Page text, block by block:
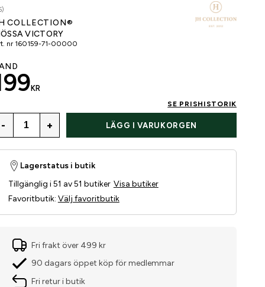
COLLECTION®
VICTORY
nr 160159-71-00000
KR
SE PRISHISTORIK
- + LÄGG I VARUKORGEN
Lagerstatus i butik
Tillgänglig i 51 av 51 butiker Visa butiker
Favoritbutik: Välj favoritbutik
Fri frakt över 499 kr
90 dagars öppet köp för medlemmar
Fri retur i butik